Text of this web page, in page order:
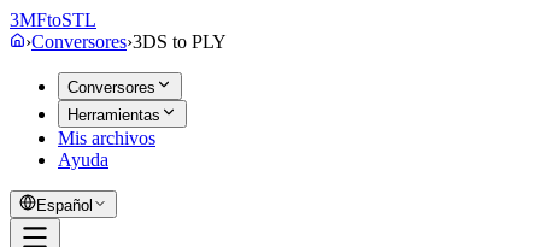
3MFtoSTL
›Conversores›3DS to PLY
Conversores
Herramientas
Mis archivos
Ayuda
Español